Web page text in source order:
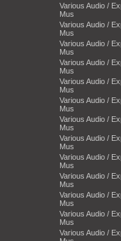
Various Audio /
Mus
Various Audio /
Mus
Various Audio /
Mus
Various Audio /
Mus
Various Audio /
Mus
Various Audio /
Mus
Various Audio /
Mus
Various Audio /
Mus
Various Audio /
Mus
Various Audio /
Mus
Various Audio /
Mus
Various Audio /
Mus
Various Audio /